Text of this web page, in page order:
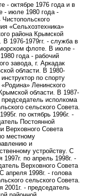
- октябре 1976 года и в
- июле 1980 года -
Чистопольского
«Сельхозтехника»
района Крымской
В 1976-1979гг. - служба в
флоте. В июле -
года - рабочий
завода, г. Аркадак
области. В 1980-
инструктор по спорту
«Родина» Ленинского
области. В 1987-
председатель исполкома
сельского Совета.
по октябрь 1996г. -
Постоянной
Верховного Совета
местному
и
устройству. С
1997г. по апрель 1998г. -
Верховного Совета
апреля 1998г. - голова
сельского Совета.
2001г. - председатель